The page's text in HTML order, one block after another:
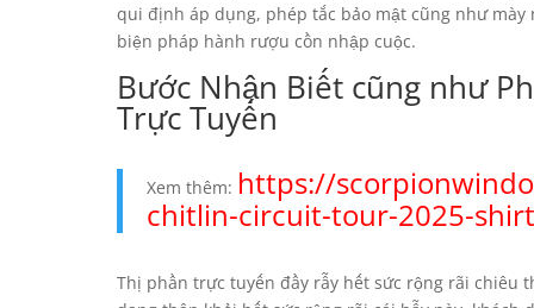
qui định áp dụng, phép tắc bảo mật cũng như
biện pháp hành rượu cồn nhập cuộc.
Bước Nhận Biết cũng như
Trực Tuyến
Xem thêm: https://
chitlin-circuit-tour-2025-
Thị phần trực tuyến đầy rẫy hết sức rộng rãi chiêu